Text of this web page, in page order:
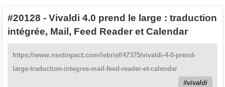
#20128 - Vivaldi 4.0 prend le large : traduction
intégrée, Mail, Feed Reader et Calendar
https://www.nextinpact.com/lebrief/47375/vivaldi-4-0-prend-
large-traduction-integree-mail-feed-reader-et-calendar
vivaldi